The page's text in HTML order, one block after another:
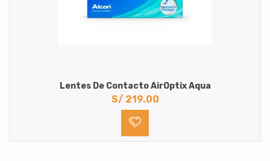
Lentes De Contacto AirOptix Aqua
S/ 219.00